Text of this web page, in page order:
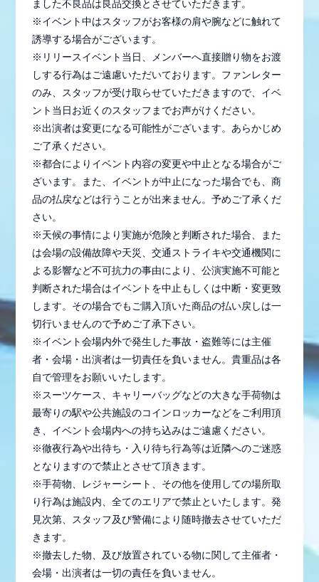
ました不良品は良品交換とさせていただきます。
※イベント中はスタッフがお客様の肩や腕などに触れて
誘導する場合がございます。
※リリースイベント当日、メンバーへ直接贈り物をお渡
しする行為はご遠慮いただいております。ファンレター
のみ、スタッフが受け取らせていただきますので、イベ
ント当日お近くのスタッフまでお声がけください。
※出演者は変更になる可能性がございます。あらかじめ
ご了承ください。
※都合によりイベント内容の変更や中止となる場合がご
ざいます。また、イベントが中止になった場合でも、商
品の払戻などは行うことが出来ません。予めご了承くだ
さい。
※天候の事情により実施が危険と判断された場合、また
は会場の設備故障や天災、交通ストライキや交通機関に
よる影響など不可抗力の事由により、公演実施不可能と
判断された場合はイベントを中止もしくは中断・変更致
します。その場合でもご購入頂いた商品の払い戻しは一
切行いませんので予めご了承下さい。
※イベント会場内外で発生した事故・盗難等には主催
者・会場・出演者は一切責任を負いません。貴重品は各
自で管理をお願いいたします。
※スーツケース、キャリーバッグなどの大きな手荷物は
最寄りの駅や公共施設のコインロッカーなどをご利用頂
き、イベント会場内への持ち込みはご遠慮ください。
※徹夜行為や出待ち・入り待ち行為等は近隣へのご迷惑
となりますので禁止とさせて頂きます。
※手荷物、レジャーシート、その他を使用しての場所取
り行為は施設内、全てのエリアで禁止といたします。発
見次第、スタッフ及び警備により随時撤去させていただ
きます。
※撤去した物、及び放置されている物に関して主催者・
会場・出演者は一切の責任を負いません。